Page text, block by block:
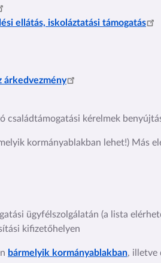
ellátás, iskoláztatási támogatás
árkedvezmény
kérelmek
kormányablakban lehet!) Más
ügyfélszolgálatán (a lista
kifizetőhelyen
bármelyik kormányablakban, illetve